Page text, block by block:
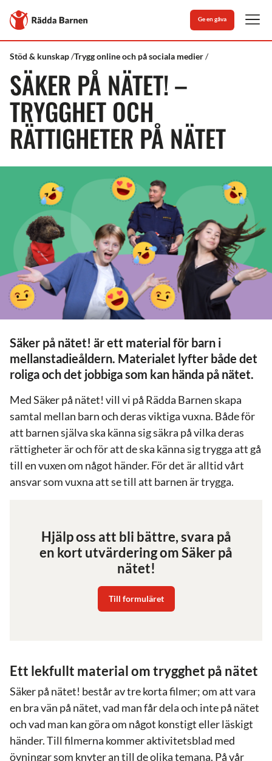
Till
Rädda
Barnens
Ge en gåva
Rädda
Stöd & kunskap Trygg online och på sociala medier
Säker
nätet!
SÄKER PÅ NÄTET! –
TRYGGHET OCH
RÄTTIGHETER PÅ NÄTET
Säker på nätet! är ett material för barn i
mellanstadieåldern. Materialet lyfter både det
roliga och det jobbiga som kan hända på nätet.
Med Säker på nätet! vill vi på Rädda Barnen skapa
samtal mellan barn och deras viktiga vuxna. Både för
att barnen själva ska känna sig säkra på vilka deras
rättigheter är och för att de ska känna sig trygga att gå
till en vuxen om något händer. För det är alltid vårt
ansvar som vuxna att se till att barnen är trygga.
Hjälp oss att bli bättre, svara på
en kort utvärdering om Säker på
nätet!
Till formuläret
Ett lekfullt material om trygghet på nätet
Säker på nätet! består av tre korta filmer; om att vara
en bra vän på nätet, vad man får dela och inte på nätet
och vad man kan göra om något konstigt eller läskigt
händer. Till filmerna kommer aktivitetsblad med
övningar som knyter an till de olika temana. På vår